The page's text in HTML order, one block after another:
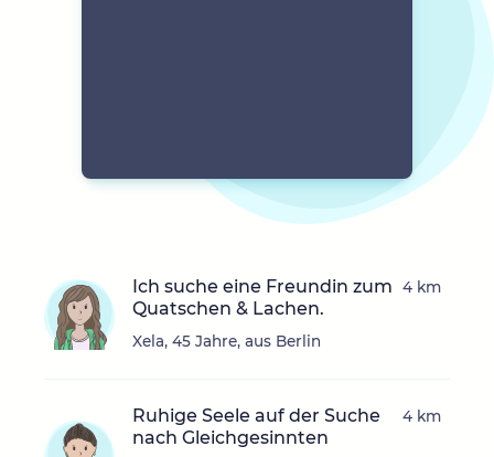
Ich suche eine Freundin zum
Quatschen & Lachen.
Xela, 45 Jahre, aus Berlin
4 km
Ruhige Seele auf der Suche
nach Gleichgesinnten
4 km